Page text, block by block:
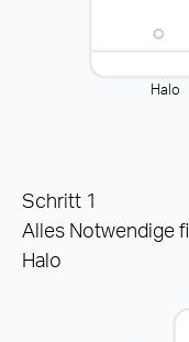
Halo
Schritt 1
Alles Notwendige
Halo